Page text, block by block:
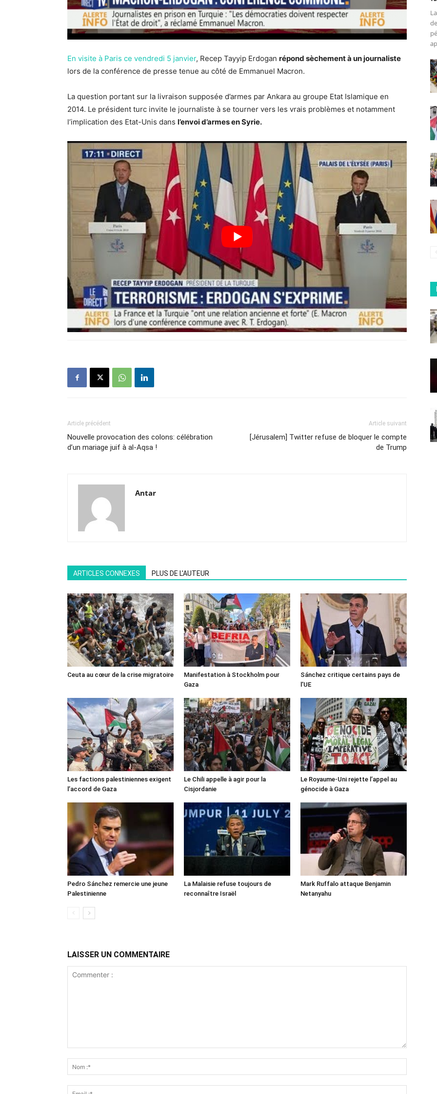
En visite à Paris ce vendredi 5 janvier, Recep Tayyip Erdogan répond sèchement à un journaliste
lors de la conférence de presse tenue au côté de Emmanuel Macron.
La question portant sur la livraison supposée d’armes par Ankara au groupe Etat Islamique en
2014. Le président turc invite le journaliste à se tourner vers les vrais problèmes et notamment
l’implication des Etat-Unis dans l’envoi d’armes en Syrie.
Article précédent
Nouvelle provocation des colons: célébration
d’un mariage juif à al-Aqsa !
Article suivant
[Jérusalem] Twitter refuse de bloquer le compte
de Trump
Antar
ARTICLES CONNEXES PLUS DE L'AUTEUR
Ceuta au cœur de la crise migratoire
Manifestation à Stockholm pour
Gaza
Sánchez critique certains pays de
l’UE
Les factions palestiniennes exigent
l’accord de Gaza
Le Chili appelle à agir pour la
Cisjordanie
Le Royaume-Uni rejette l’appel au
génocide à Gaza
Pedro Sánchez remercie une jeune
Palestinienne
La Malaisie refuse toujours de
reconnaître Israël
Mark Ruffalo attaque Benjamin
Netanyahu
LAISSER UN COMMENTAIRE